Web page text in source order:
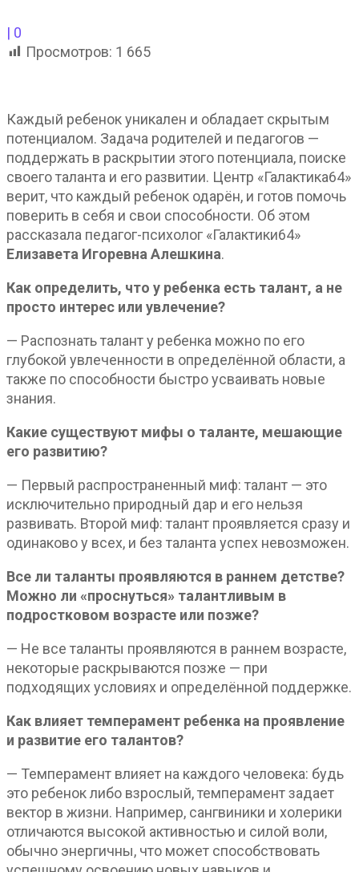
| 0
Просмотров: 1 665
Каждый ребенок уникален и обладает скрытым
потенциалом. Задача родителей и педагогов —
поддержать в раскрытии этого потенциала, поиске
своего таланта и его развитии. Центр «Галактика64»
верит, что каждый ребенок одарён, и готов помочь
поверить в себя и свои способности. Об этом
рассказала педагог-психолог «Галактики64»
Елизавета Игоревна Алешкина.
Как определить, что у ребенка есть талант, а не
просто интерес или увлечение?
— Распознать талант у ребенка можно по его
глубокой увлеченности в определённой области, а
также по способности быстро усваивать новые
знания.
Какие существуют мифы о таланте, мешающие
его развитию?
— Первый распространенный миф: талант — это
исключительно природный дар и его нельзя
развивать. Второй миф: талант проявляется сразу и
одинаково у всех, и без таланта успех невозможен.
Все ли таланты проявляются в раннем детстве?
Можно ли «проснуться» талантливым в
подростковом возрасте или позже?
— Не все таланты проявляются в раннем возрасте,
некоторые раскрываются позже — при
подходящих условиях и определённой поддержке.
Как влияет темперамент ребенка на проявление
и развитие его талантов?
— Темперамент влияет на каждого человека: будь
это ребенок либо взрослый, темперамент задает
вектор в жизни. Например, сангвиники и холерики
отличаются высокой активностью и силой воли,
обычно энергичны, что может способствовать